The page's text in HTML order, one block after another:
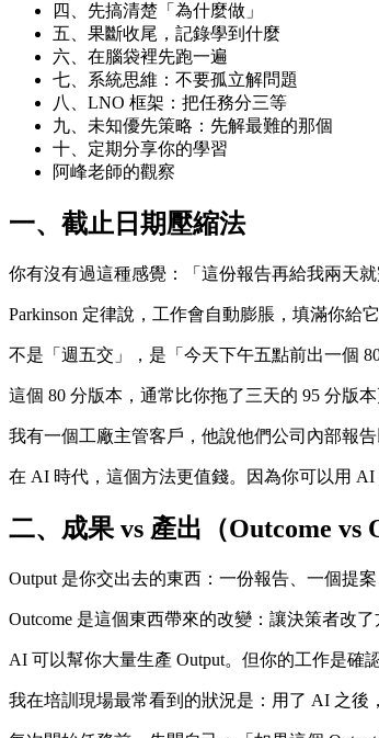
四、先搞清楚「為什麼做」
五、果斷收尾，記錄學到什麼
六、在腦袋裡先跑一遍
七、系統思維：不要孤立解問題
八、LNO 框架：把任務分三等
九、未知優先策略：先解最難的那個
十、定期分享你的學習
阿峰老師的觀察
一、截止日期壓縮法
你有沒有過這種感覺：「這份報告再給我兩天就
Parkinson 定律說，工作會自動膨脹，填滿你給
不是「週五交」，是「今天下午五點前出一個 80
這個 80 分版本，通常比你拖了三天的 95 分版
我有一個工廠主管客戶，他說他們公司內部報
在 AI 時代，這個方法更值錢。因為你可以用
二、成果 vs 產出（Outcome vs
Output 是你交出去的東西：一份報告、一個提案
Outcome 是這個東西帶來的改變：讓決策者改了
AI 可以幫你大量生產 Output。但你的工作是確
我在培訓現場最常看到的狀況是：用了 AI 之後